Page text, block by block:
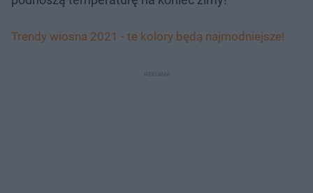
Trendy wiosna 2021 - te kolory będą najmodniejsze!